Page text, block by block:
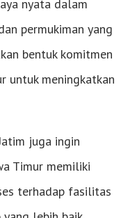
nyata dalam
permukiman yang
bentuk komitmen
untuk meningkatkan
juga ingin
Timur memiliki
terhadap fasilitas